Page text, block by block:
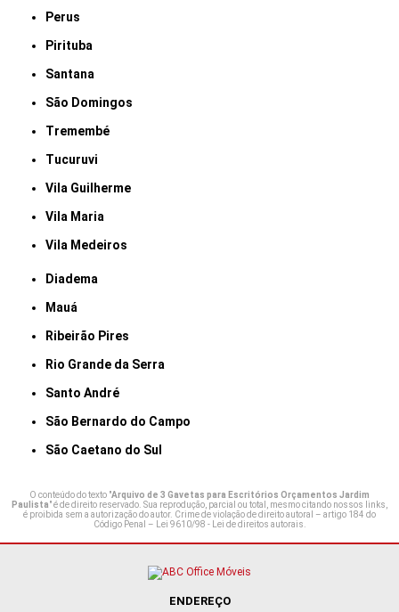
Perus
Pirituba
Santana
São Domingos
Tremembé
Tucuruvi
Vila Guilherme
Vila Maria
Vila Medeiros
Diadema
Mauá
Ribeirão Pires
Rio Grande da Serra
Santo André
São Bernardo do Campo
São Caetano do Sul
O conteúdo do texto "Arquivo de 3 Gavetas para Escritórios Orçamentos Jardim
Paulista" é de direito reservado. Sua reprodução, parcial ou total, mesmo citando nossos links,
é proibida sem a autorização do autor. Crime de violação de direito autoral – artigo 184 do
Código Penal – Lei 9610/98 - Lei de direitos autorais.
ENDEREÇO